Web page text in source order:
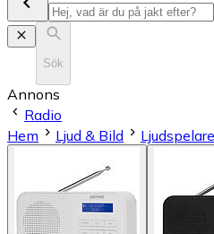
Sök
Annons
Radio
Hem
Ljud & Bild Ljudspelare